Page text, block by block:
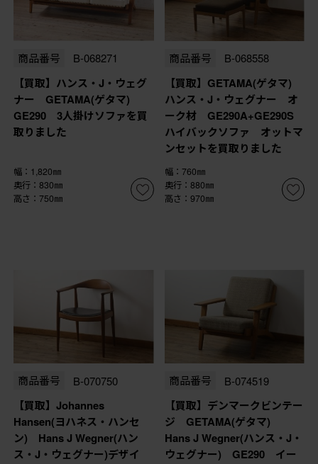
商品番号 B-068271
【買取】ハンス・J・ウェグ
ナー GETAMA(ゲタマ)
GE290 3人掛けソファを買
取りました
幅：1,820㎜
奥行：830㎜
高さ：750㎜
商品番号 B-068558
【買取】GETAMA(ゲタマ)
ハンス・J・ウェグナー オ
ーク材 GE290A+GE290S
ハイバックソファ オットマ
ンセットを買取りました
幅：760㎜
奥行：880㎜
高さ：970㎜
商品番号 B-070750
【買取】Johannes
Hansen(ヨハネス・ハンセ
ン) Hans J Wegner(ハン
ス・J・ウェグナー)デザイ
商品番号 B-074519
【買取】デンマークビンテー
ジ GETAMA(ゲタマ)
Hans J Wegner(ハンス・J・
ウェグナー) GE290 イー